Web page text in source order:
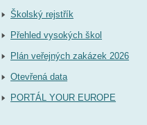
Školský rejstřík
Přehled vysokých škol
Plán veřejných zakázek 2026
Otevřená data
PORTÁL YOUR EUROPE